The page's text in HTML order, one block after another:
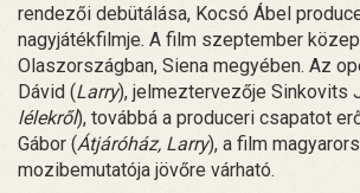
rendezői debütálása, Kocsó Ábel
nagyjátékfilmje. A film szeptember
Olaszországban, Siena megyében. Az
Dávid (Larry), jelmeztervezője Sinkovits
lélekről), továbbá a produceri csapatot
Gábor (Átjáróház, Larry), a film
mozibemutatója jövőre várható.